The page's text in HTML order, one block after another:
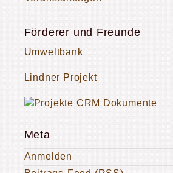
Förderer und Freunde
Umweltbank
Lindner Projekt
Meta
Anmelden